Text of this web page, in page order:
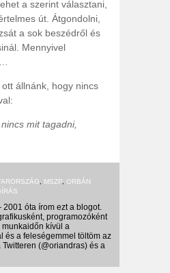
a szerint választani,
út. Átgondolni,
a sok beszédről és
Mennyivel
állnánk, hogy nincs
mit tagadni,
, MSZP, ORBÁN
óta írom ezt a blogot.
programozóként
kívül a
és a feleségemmel töltöm az
(@oriandras) és a